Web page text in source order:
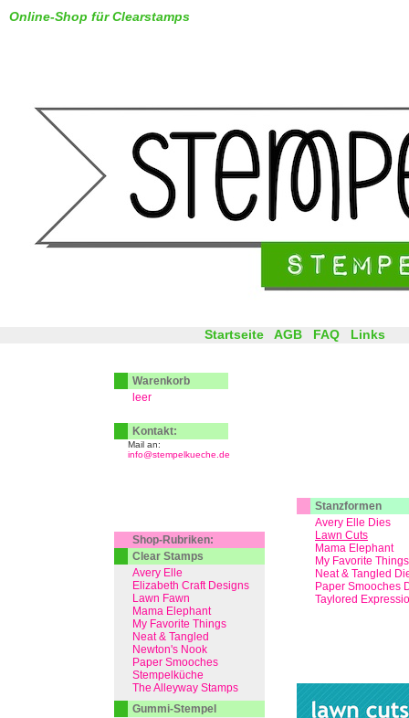
Online-Shop für Clearstamps
Stanzformen
Avery Elle Dies
Lawn Cuts
Mama Elephant
My Favorite Things
Neat & Tangled
Paper Smooches
Taylored
Startseite AGB FAQ Links
Warenkorb
leer
Kontakt:
Mail an:
info@stempelkueche.de
Shop-Rubriken:
Clear Stamps
Avery Elle
Elizabeth Craft Designs
Lawn Fawn
Mama Elephant
My Favorite Things
Neat & Tangled
Newton's Nook
Paper Smooches
Stempelküche
The Alleyway Stamps
Gummi-Stempel